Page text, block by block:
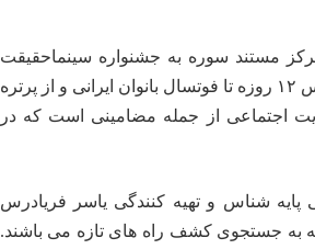
مستند سوره به جشنواره سینماحقیقت
نوزدهم تنوع موضوعی این آثار است؛ از دفاع مقدس ۱۲ روزه تا فوتسال بانوان ایرانی و از پرتره
اجتماعی از جمله مضامینی است که در
پایه شناس و تهیه کنندگی یاسر فریادرس
به جستجوی کشف راه‌ های تازه می باشند.